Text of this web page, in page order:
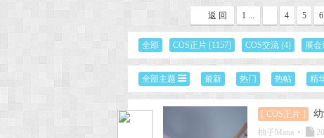
1 ... 4 5 6
返 回
全部 COS正片 [1157] COS交流 [4] 展会
全部主题 最新 热门 热帖 精
[ COS正片 ]
柚子Mana •